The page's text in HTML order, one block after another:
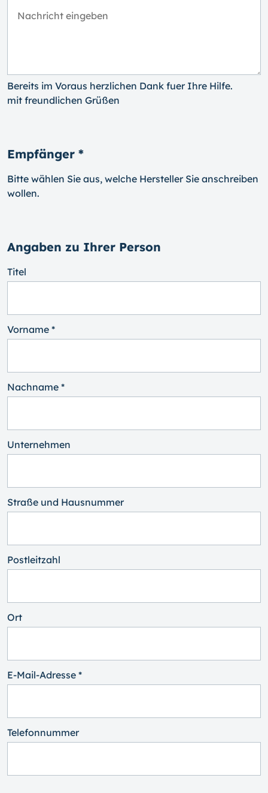
Bereits im Voraus herzlichen Dank fuer Ihre Hilfe.
mit freundlichen Grüßen
Empfänger *
Bitte wählen Sie aus, welche Hersteller Sie anschreiben
wollen.
Angaben zu Ihrer Person
Titel
Vorname *
Nachname *
Unternehmen
Straße und Hausnummer
Postleitzahl
Ort
E-Mail-Adresse *
Telefonnummer